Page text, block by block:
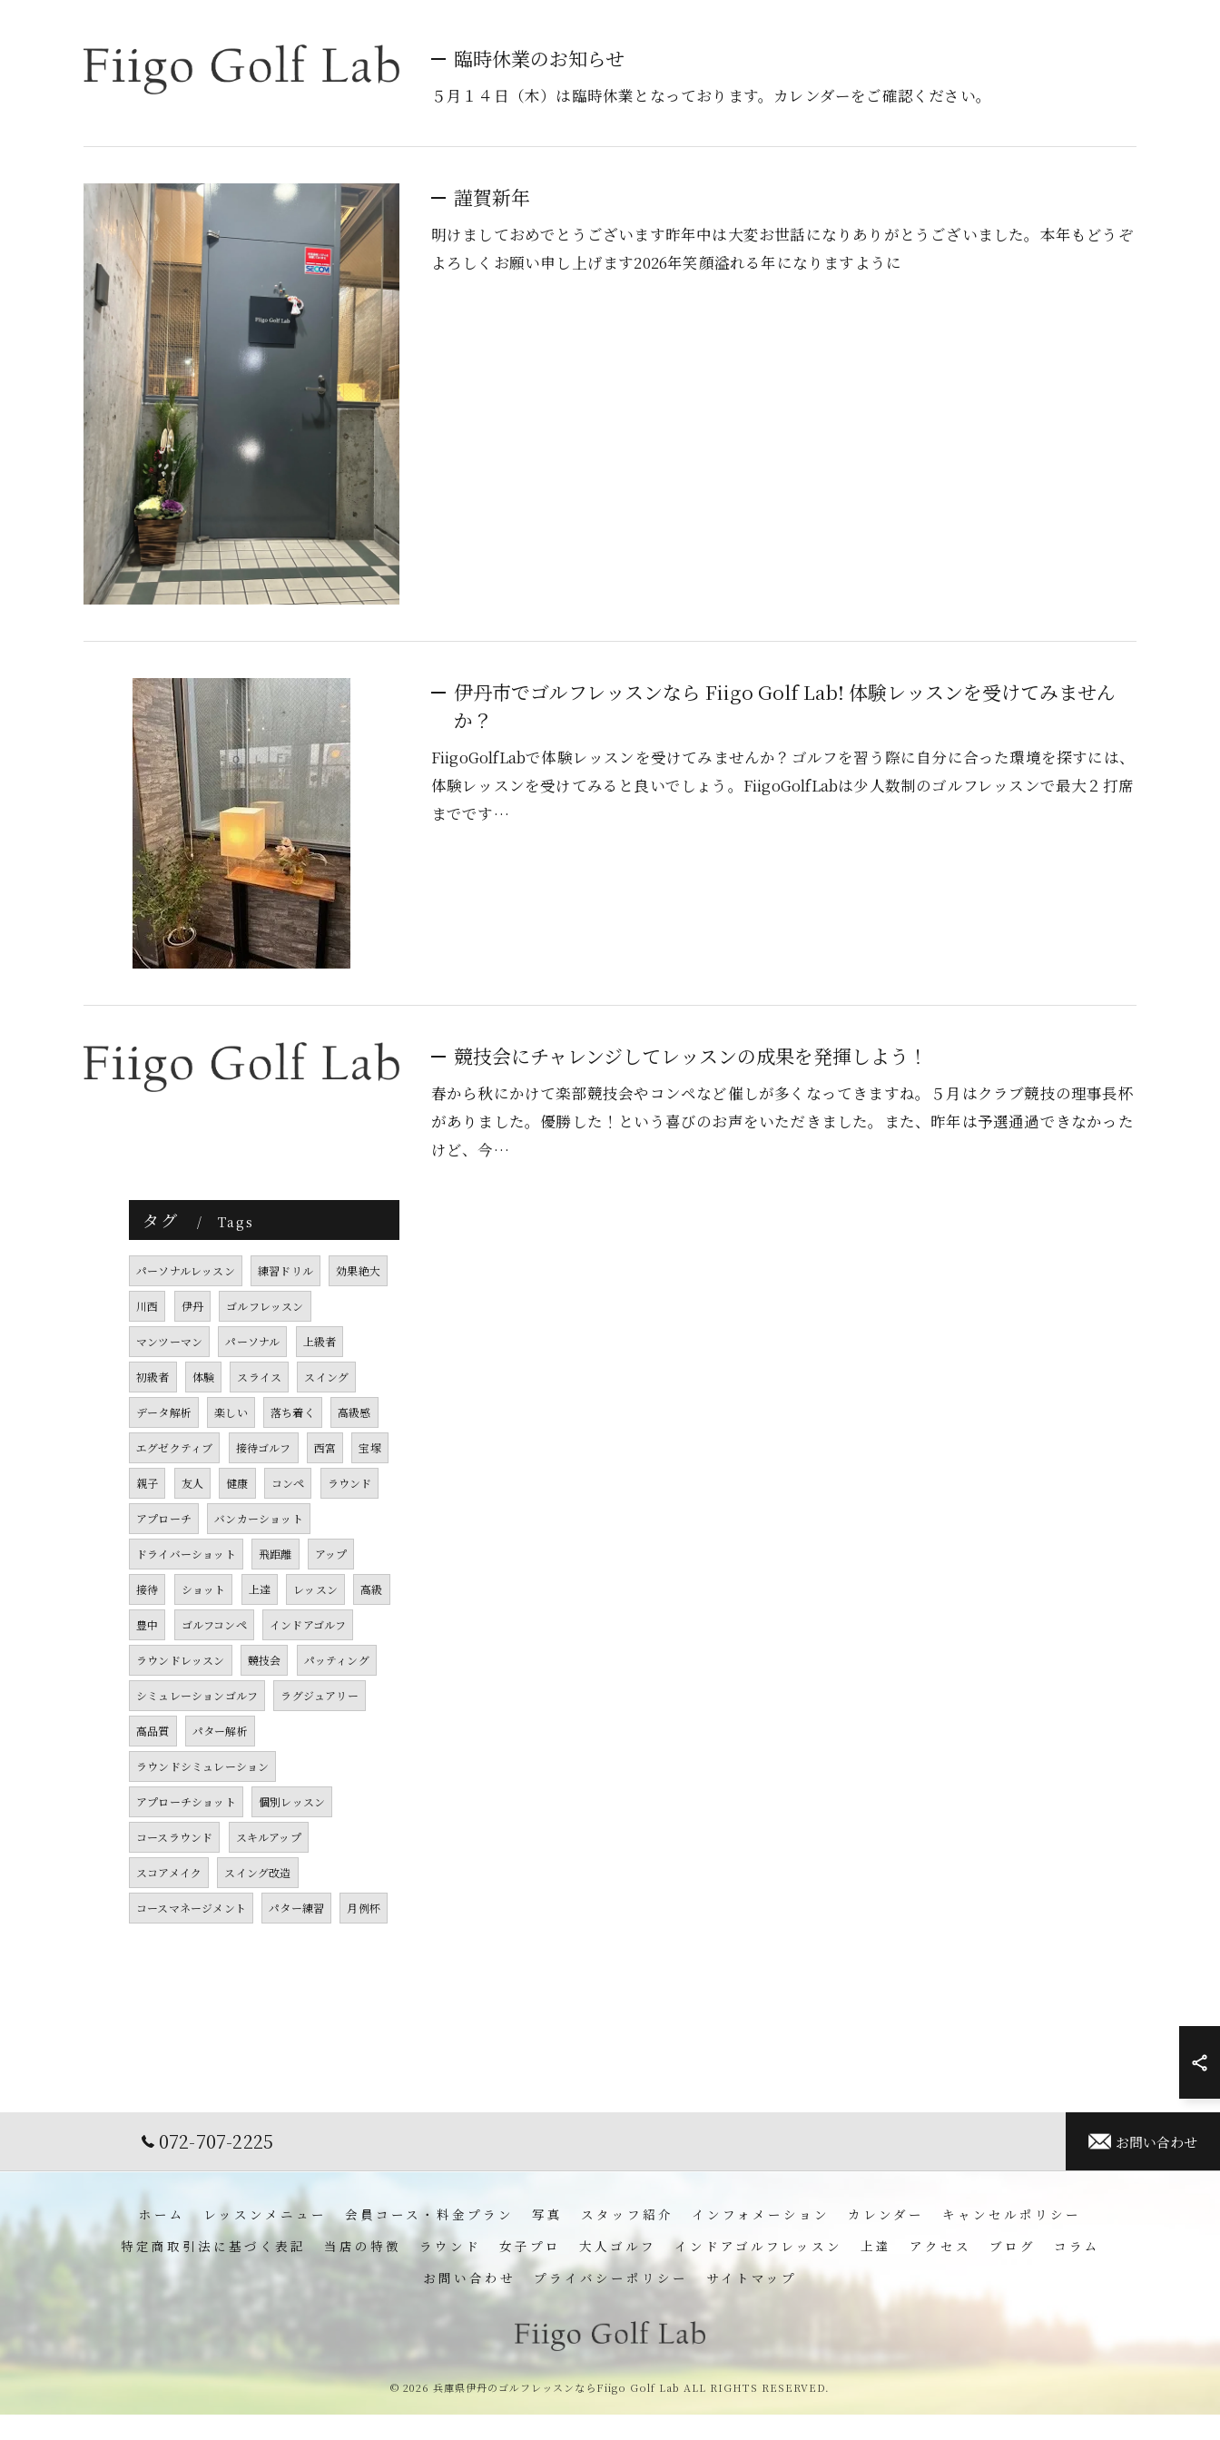
臨時休業のお知らせ
５月１４日（木）は臨時休業となっております。カレンダーをご確認ください。
謹賀新年
明けましておめでとうございます昨年中は大変お世話になりありがとうございました。本年もどうぞ
よろしくお願い申し上げます2026年笑顔溢れる年になりますように
伊丹市でゴルフレッスンなら Fiigo Golf Lab! 体験レッスンを受けてみません
か？
FiigoGolfLabで体験レッスンを受けてみませんか？ゴルフを習う際に自分に合った環境を探すには、
体験レッスンを受けてみると良いでしょう。FiigoGolfLabは少人数制のゴルフレッスンで最大２打席
までです…
競技会にチャレンジしてレッスンの成果を発揮しよう！
春から秋にかけて楽部競技会やコンペなど催しが多くなってきますね。５月はクラブ競技の理事長杯
がありました。優勝した！という喜びのお声をいただきました。また、昨年は予選通過できなかった
けど、今…
タグ Tags
パーソナルレッスン 練習ドリル 効果絶大
川西 伊丹 ゴルフレッスン
マンツーマン パーソナル 上級者
初級者 体験 スライス スイング
データ解析 楽しい 落ち着く 高級感
エグゼクティブ 接待ゴルフ 西宮 宝塚
親子 友人 健康 コンペ ラウンド
アプローチ バンカーショット
ドライバーショット 飛距離 アップ
接待 ショット 上達 レッスン 高級
豊中 ゴルフコンペ インドアゴルフ
ラウンドレッスン 競技会 パッティング
シミュレーションゴルフ ラグジュアリー
高品質 パター解析
ラウンドシミュレーション
アプローチショット 個別レッスン
コースラウンド スキルアップ
スコアメイク スイング改造
コースマネージメント パター練習 月例杯
072-707-2225 お問い合わせ
ホーム レッスンメニュー 会員コース・料金プラン 写真 スタッフ紹介 インフォメーション カレンダー
キャンセルポリシー
特定商取引法に基づく表記
当店の特徴 ラウンド 女子プロ 大人ゴルフ インドアゴルフレッスン 上達 アクセス ブログ
コラム
お問い合わせ
プライバシーポリシー サイトマップ
© 2026 兵庫県伊丹のゴルフレッスンならFiigo Golf Lab ALL RIGHTS RESERVED.